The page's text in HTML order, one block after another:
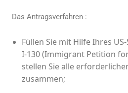
Das Antragsverfahren :
Füllen Sie mit Hilfe Ihres
I-130 (Immigrant Petition
stellen Sie alle
zusammen;